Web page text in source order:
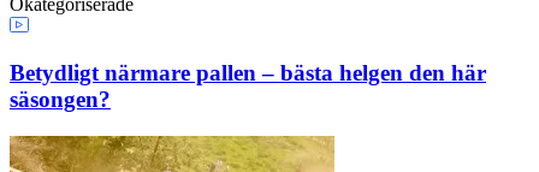
Okategoriserade
Betydligt närmare pallen – bästa helgen den här
säsongen?